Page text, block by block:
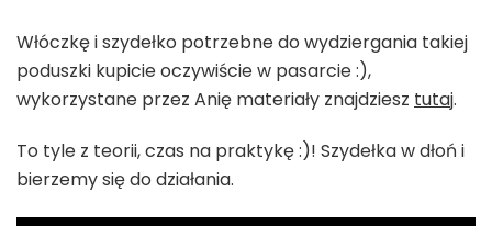
Włóczkę i szydełko potrzebne do wydziergania takiej
poduszki kupicie oczywiście w pasarcie :),
wykorzystane przez Anię materiały znajdziesz tutaj.
To tyle z teorii, czas na praktykę :)! Szydełka w dłoń i
bierzemy się do działania.